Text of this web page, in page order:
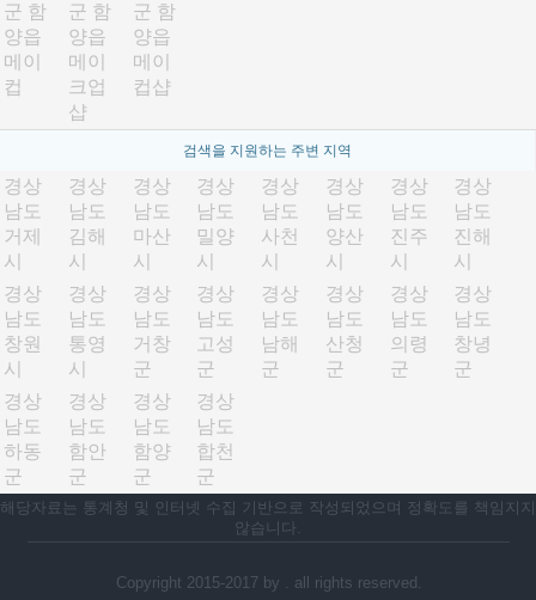
군 함
양읍
메이
컵
군 함
양읍
메이
크업
샵
군 함
양읍
메이
컵샵
검색을 지원하는 주변 지역
경상
남도
거제
시
경상
남도
김해
시
경상
남도
마산
시
경상
남도
밀양
시
경상
남도
사천
시
경상
남도
양산
시
경상
남도
진주
시
경상
남도
진해
시
경상
남도
창원
시
경상
남도
통영
시
경상
남도
거창
군
경상
남도
고성
군
경상
남도
남해
군
경상
남도
산청
군
경상
남도
의령
군
경상
남도
창녕
군
경상
남도
하동
군
경상
남도
함안
군
경상
남도
함양
군
경상
남도
합천
군
해당자료는 통계청 및 인터넷 수집 기반으로 작성되었으며 정확도를 책임지지
않습니다.
Copyright 2015-2017 by . all rights reserved.